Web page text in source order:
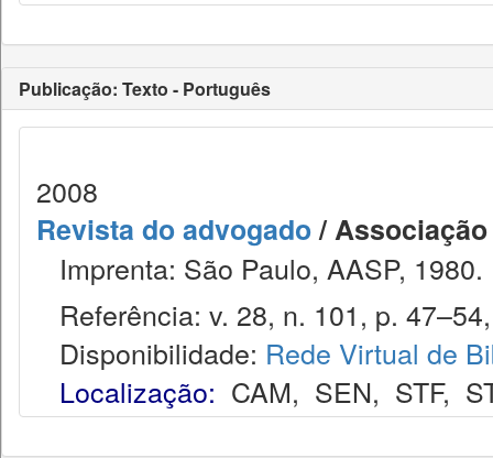
Publicação: Texto - Português
2008
Revista do advogado/
Imprenta: São Paulo, AASP, 1980.
Referência: v. 28, n. 101, p.
Disponibilidade: Rede Virtual de
Localização: CAM, SEN, STF,